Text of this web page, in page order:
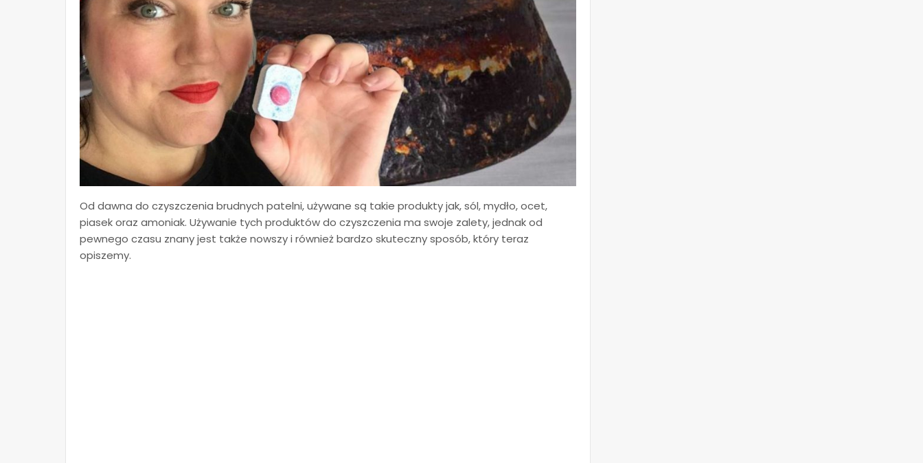
Od dawna do czyszczenia brudnych patelni, używane są takie produkty jak, sól, mydło, ocet,
piasek oraz amoniak. Używanie tych produktów do czyszczenia ma swoje zalety, jednak od
pewnego czasu znany jest także nowszy i również bardzo skuteczny sposób, który teraz
opiszemy.